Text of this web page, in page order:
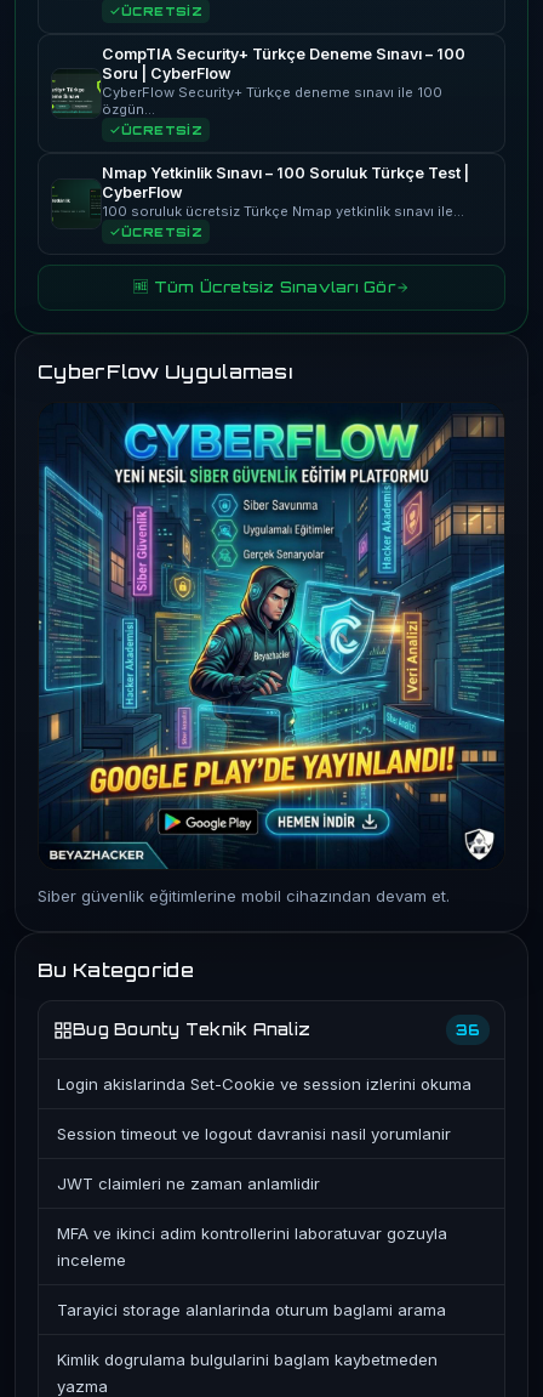
ÜCRETSİZ
CompTIA Security+ Türkçe Deneme Sınavı – 100
Soru | CyberFlow
CyberFlow Security+ Türkçe deneme sınavı ile 100
özgün…
ÜCRETSİZ
Nmap Yetkinlik Sınavı – 100 Soruluk Türkçe Test |
CyberFlow
100 soruluk ücretsiz Türkçe Nmap yetkinlik sınavı ile…
ÜCRETSİZ
🆓 Tüm Ücretsiz Sınavları Gör
CyberFlow Uygulaması
Siber güvenlik eğitimlerine mobil cihazından devam et.
Bu Kategoride
Bug Bounty Teknik Analiz 36
Login akislarinda Set-Cookie ve session izlerini okuma
Session timeout ve logout davranisi nasil yorumlanir
JWT claimleri ne zaman anlamlidir
MFA ve ikinci adim kontrollerini laboratuvar gozuyla
inceleme
Tarayici storage alanlarinda oturum baglami arama
Kimlik dogrulama bulgularini baglam kaybetmeden
yazma